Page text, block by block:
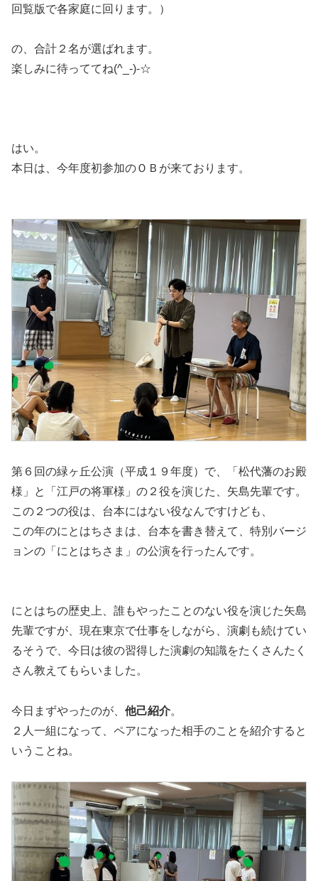
回覧版で各家庭に回ります。）
の、合計２名が選ばれます。
楽しみに待っててね(^_-)-☆
はい。
本日は、今年度初参加のＯＢが来ております。
第６回の緑ヶ丘公演（平成１９年度）で、「松代藩のお殿
様」と「江戸の将軍様」の２役を演じた、矢島先輩です。
この２つの役は、台本にはない役なんですけども、
この年のにとはちさまは、台本を書き替えて、特別バージ
ョンの「にとはちさま」の公演を行ったんです。
にとはちの歴史上、誰もやったことのない役を演じた矢島
先輩ですが、現在東京で仕事をしながら、演劇も続けてい
るそうで、今日は彼の習得した演劇の知識をたくさんたく
さん教えてもらいました。
今日まずやったのが、 他己紹介。
２人一組になって、ペアになった相手のことを紹介すると
いうことね。